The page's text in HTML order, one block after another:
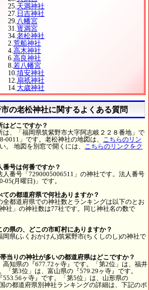
25.天満神社
27. 日吉神社
29.八幡宮
31.寳満宮
34.老松神社
2.荒船神社
4.高木神社
6.高良神社
8.若八幡宮
10.埴安神社
12.扇祇神社
14.大歳神社
の老松神社に関するよくある質問
はどこですか？
は、「福岡県筑紫野市大字阿志岐２２８番地」で
0011」です。老松神社の地図は、 こちらのリン
。 地図を別窓で開くには、 こちらのリンクをク
番号は何番ですか？
人番号「7290005006511」の神社です。法人番号
05(月曜日)」です。
ての都道府県で何社ありますか？
全都道府県での神社数とランキングは以下のとお
社」の神社数は77社です。同じ神社名の数で
の県の、どこの市町村にありますか？
岡県(ふくおかけん)筑紫野市(ちくしのし)の神社で
当りの神社が多いの都道府県はどこですか？
高知県の『677.72ヶ寺』です。「第2位」は、福井
「第3位」は、富山県の『579.29ヶ寺』です。
553.56ヶ寺』です。「第5位」は、山形県の
の都道府県別神社ランキングの詳細は、下記のボ